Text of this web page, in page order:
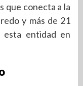
que conecta a la
y más de 21
esta entidad en